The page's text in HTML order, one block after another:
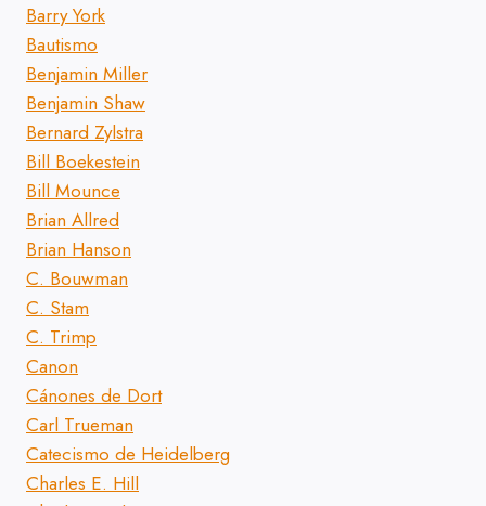
Barry York
Bautismo
Benjamin Miller
Benjamin Shaw
Bernard Zylstra
Bill Boekestein
Bill Mounce
Brian Allred
Brian Hanson
C. Bouwman
C. Stam
C. Trimp
Canon
Cánones de Dort
Carl Trueman
Catecismo de Heidelberg
Charles E. Hill